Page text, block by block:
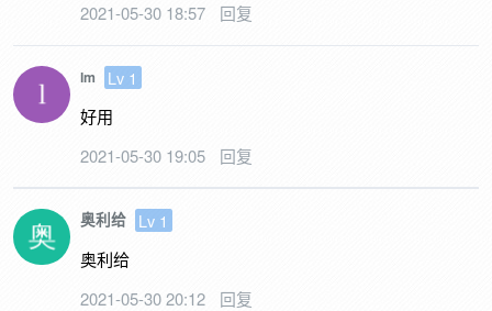
2021-05-30 18:57
回复
lm
Lv 1
好用
2021-05-30 19:05
回复
奥利给
Lv 1
奥利给
2021-05-30 20:12
回复